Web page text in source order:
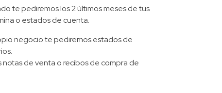
te pediremos los 2 últimos meses de tus
o estados de cuenta.
negocio te pediremos estados de
notas de venta o recibos de compra de